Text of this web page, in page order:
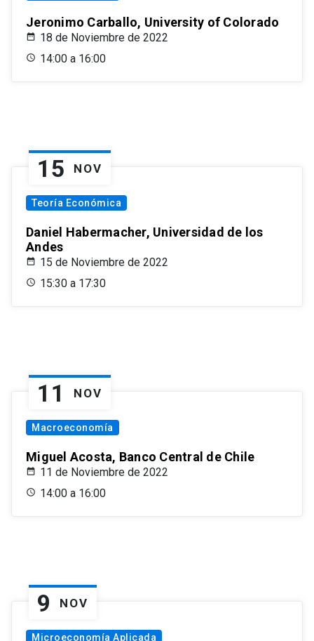
Jeronimo Carballo, University of Colorado
18 de Noviembre de 2022
14:00 a 16:00
15 NOV
Teoría Económica
Daniel Habermacher, Universidad de los
Andes
15 de Noviembre de 2022
15:30 a 17:30
11 NOV
Macroeconomía
Miguel Acosta, Banco Central de Chile
11 de Noviembre de 2022
14:00 a 16:00
9 NOV
Microeconomía Aplicada